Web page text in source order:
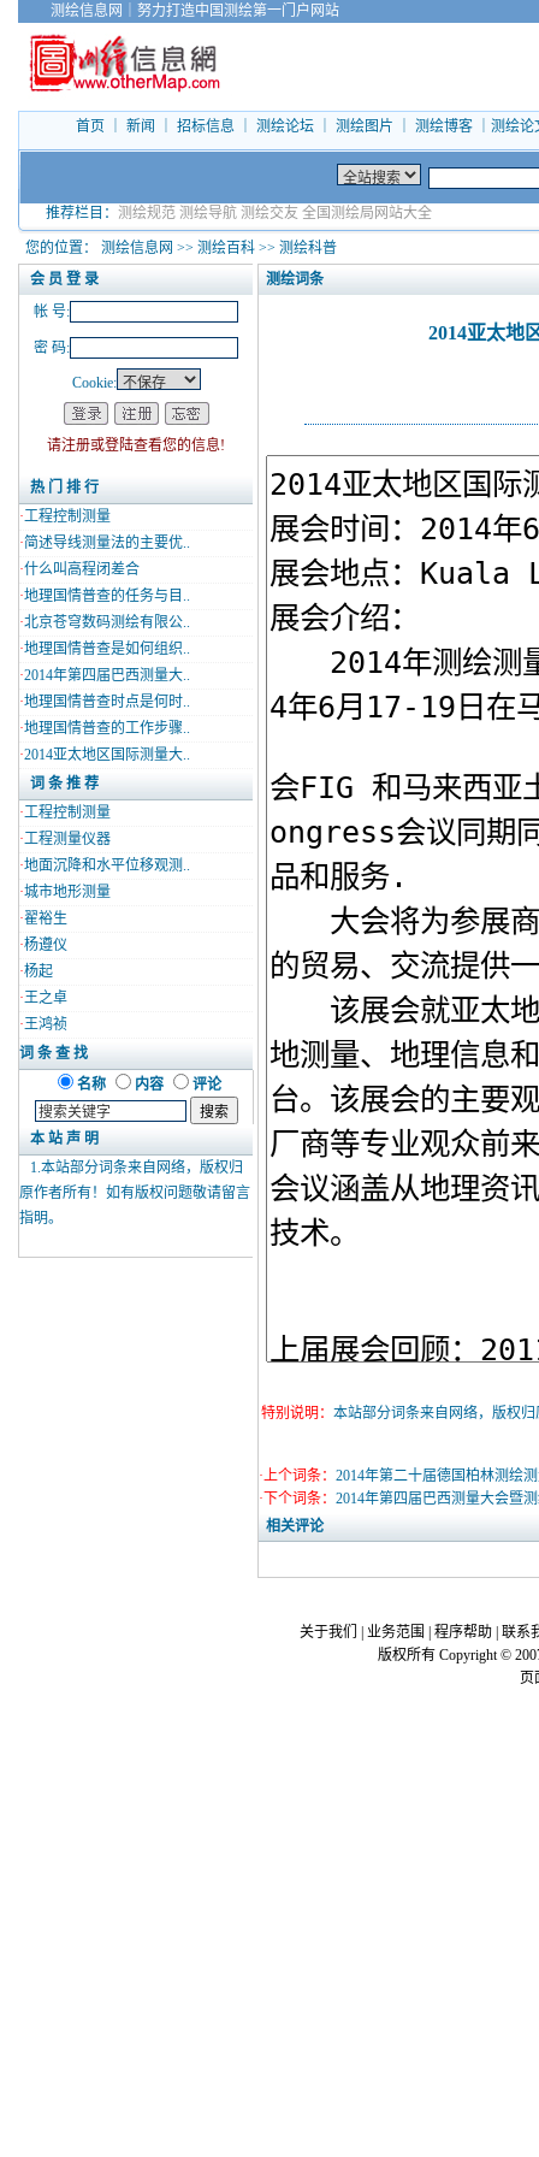
测绘信息网 努力打造中国测绘第一门户网站
首页 新闻 招标信息｜ 测绘论坛｜ 测绘图片 测绘博客｜ 测绘论
推荐栏目： 测绘规范 测绘导航 测绘交友 全国测绘局网站大全
您的位置： 测绘信息网 >> 测绘百科 >> 测绘科普
会 员 登 录
帐 号:
密 码:
Cookie:
请注册或登陆查看您的信息!
热 门 排 行
·工程控制测量
·简述导线测量法的主要优..
·什么叫高程闭差合
·地理国情普查的任务与目..
·北京苍穹数码测绘有限公..
·地理国情普查是如何组织..
·2014年第四届巴西测量大..
·地理国情普查时点是何时..
·地理国情普查的工作步骤..
·2014亚太地区国际测量大..
词 条 推 荐
·工程控制测量
·工程测量仪器
·地面沉降和水平位移观测..
·城市地形测量
·翟裕生
·杨遵仪
·杨起
·王之卓
·王鸿祯
词 条 查 找
名称
内容 评论
本 站 声 明
1.本站部分词条来自网络，版权归
原作者所有！如有版权问题敬请留言
指明。
测绘词条
2014亚太地
特别说明： 本站部分词条来自网络，版权
·上个词条： 2014年第二十届德国柏林测绘
·下个词条： 2014年第四届巴西测量大会暨
相关评论
关于我们 业务范围 程序帮助 联系
版权所有 Copyright ©
页